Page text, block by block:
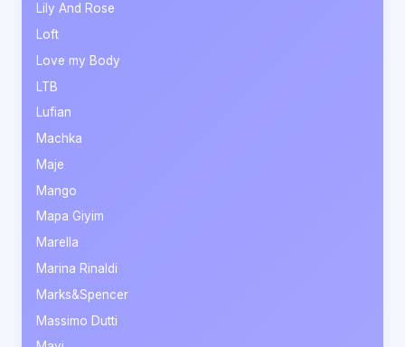
Lily And Rose
Loft
Love my Body
LTB
Lufian
Machka
Maje
Mango
Mapa Giyim
Marella
Marina Rinaldi
Marks&Spencer
Massimo Dutti